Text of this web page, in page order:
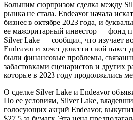
Большим сюрпризом сделка между
рынка не стала. Endeavor начала
бизнес в октябре 2023 года, и
ее мажоритарный инвестор — фонд
Silver Lake — сообщил, что изучает
Endeavor и хочет довести свой пакет
были финансовые проблемы,
забастовками сценаристов и других
которые в 2023 году продолжались
О сделке Silver Lake и Endeavor
По ее условиям, Silver Lake,
голосующих акций Endeavor,